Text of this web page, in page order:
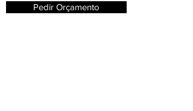
Pedir Orçamento